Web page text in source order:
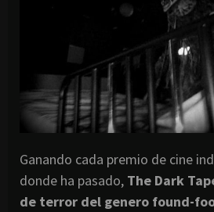
Ganando cada premio de cine
donde ha pasado, The Dark
de terror del genero found-